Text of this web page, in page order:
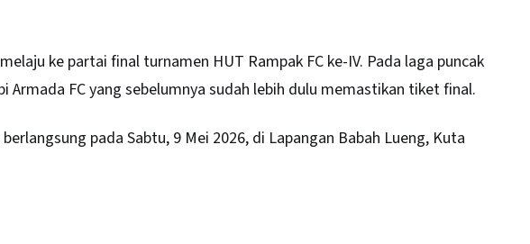
ke partai final turnamen HUT Rampak FC ke-IV. Pada laga puncak
Armada FC yang sebelumnya sudah lebih dulu memastikan tiket final.
pada Sabtu, 9 Mei 2026, di Lapangan Babah Lueng, Kuta